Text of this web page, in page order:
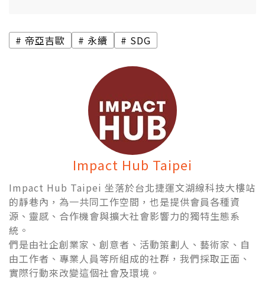
帝亞吉歐 永續 SDG
Impact Hub Taipei
Impact Hub Taipei 坐落於台北捷運文湖線科技大樓站
的靜巷內，為一共同工作空間，也是提供會員各種資
源、靈感、合作機會與擴大社會影響力的獨特生態系
統。
們是由社企創業家、創意者、活動策劃人、藝術家、自
由工作者、專業人員等所組成的社群，我們採取正面、
實際行動來改變這個社會及環境。